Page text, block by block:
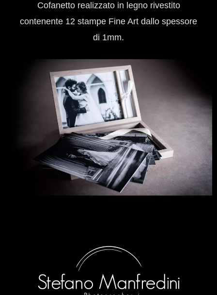
Cofanetto realizzato in legno rivestito
contenente 12 stampe Fine Art dallo spessore
di 1mm.